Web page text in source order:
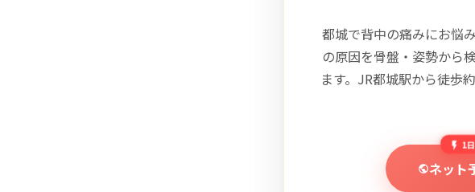
都城で背中の痛みにお悩
の原因を骨盤・姿勢から
ます。JR都城駅から徒歩
1
ネット